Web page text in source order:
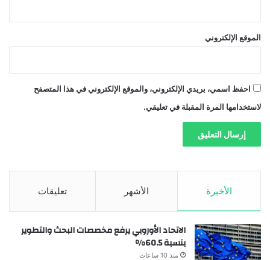
الموقع الإلكتروني
احفظ اسمي، بريدي الإلكتروني، والموقع الإلكتروني في هذا المتصفح
لاستخدامها المرة المقبلة في تعليقي.
الأخيرة الأشهر تعليقات
الاتحاد الأوروبي يرفع مخصصات البحث والتطوير
بنسبة 60.5%
منذ 10 ساعات